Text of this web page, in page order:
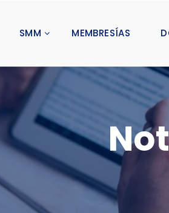
SMM MEMBRESÍAS